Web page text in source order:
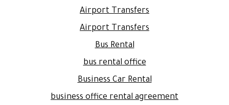
Airport Transfers
Airport Transfers
Bus Rental
bus rental office
Business Car Rental
business office rental agreement